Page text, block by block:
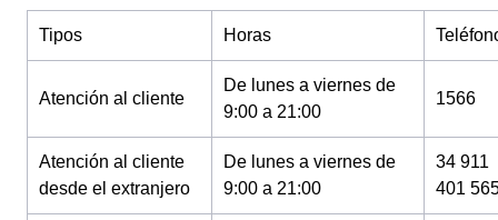
Tipos Horas
Atención al cliente
De lunes a viernes de
9:00 a 21:00
1566
Atención al cliente
desde el extranjero
De lunes a viernes de
9:00 a 21:00
34 911
401